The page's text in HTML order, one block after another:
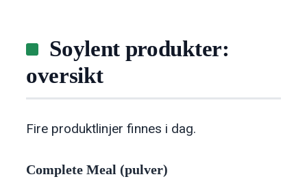
Soylent produkter:
oversikt
Fire produktlinjer finnes i dag.
Complete Meal (pulver)